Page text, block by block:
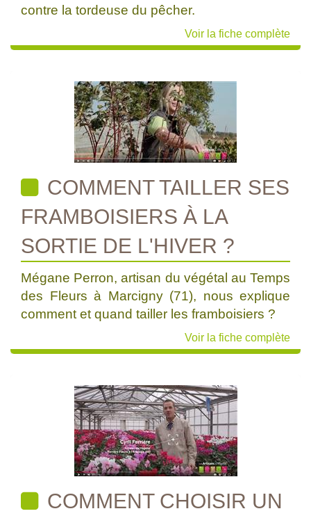
contre la tordeuse du pêcher.
Voir la fiche complète
COMMENT TAILLER SES
FRAMBOISIERS À LA
SORTIE DE L'HIVER ?
Mégane Perron, artisan du végétal au Temps
des Fleurs à Marcigny (71), nous explique
comment et quand tailler les framboisiers ?
Voir la fiche complète
COMMENT CHOISIR UN